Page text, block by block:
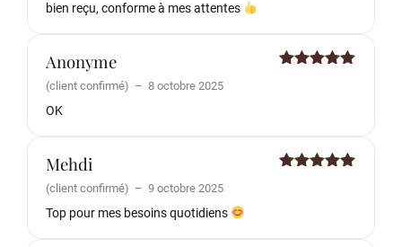
bien reçu, conforme à mes attentes
Anonyme
(client confirmé) – 8 octobre 2025
OK
Mehdi
(client confirmé) – 9 octobre 2025
Top pour mes besoins quotidiens